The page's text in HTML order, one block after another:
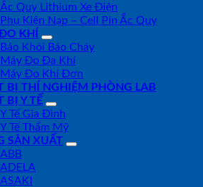
Ắc Quy Lithium Xe Điện
Phụ Kiện Nạp – Cell Pin Ắc Quy
KHÍ
Báo Khói Báo Cháy
Máy Đo Đa Khí
Máy Đo Khí Đơn
BỊ THÍ NGHIỆM PHÒNG LAB
BỊ Y TẾ
Y Tế Gia Đình
Y Tế Thẩm Mỹ
SẢN XUẤT
ABB
ADELA
ASAKI